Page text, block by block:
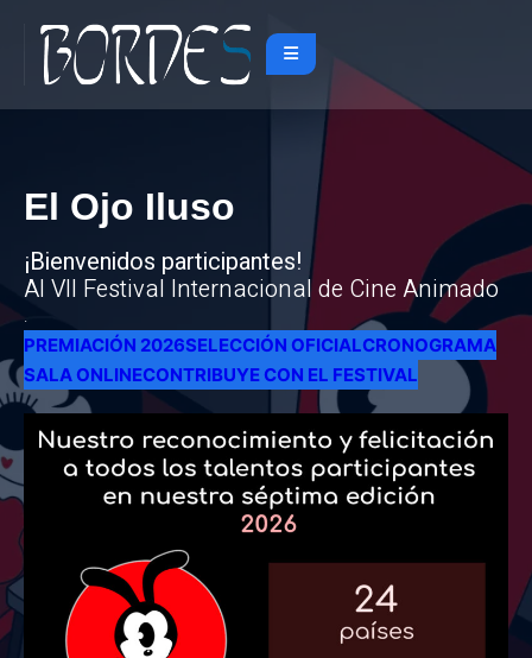
El Ojo Iluso
¡Bienvenidos participantes!
Al VII Festival Internacional de Cine Animado
.
PREMIACIÓN 2026SELECCIÓN OFICIALCRONOGRAMA
SALA ONLINECONTRIBUYE CON EL FESTIVAL